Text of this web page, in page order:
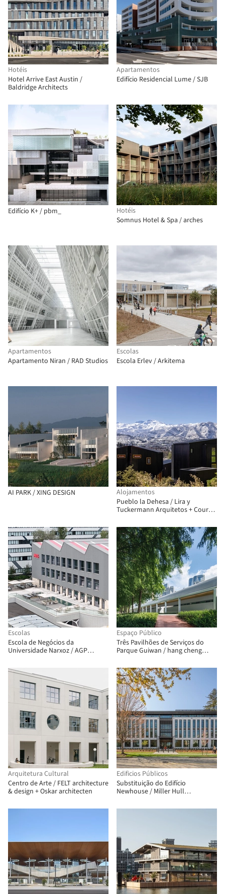
Hotéis
Hotel Arrive East Austin /
Baldridge Architects
Apartamentos
Edifício Residencial Lume / SJB
Edifício K+ / pbm_
Hotéis
Somnus Hotel & Spa / arches
Apartamentos
Apartamento Niran / RAD Studios
Escolas
Escola Erlev / Arkitema
AI PARK / XING DESIGN
Alojamentos
Pueblo la Dehesa / Lira y
Tuckermann Arquitetos + Court
Escolas
Escola de Negócios da
Universidade Narxoz / AGP
Espaço Público
Três Pavilhões de Serviços do
Parque Guiwan / hang cheng
Arquitetura Cultural
Centro de Arte / FELT architecture
& design + Oskar architecten
Edificios Públicos
Substituição do Edifício
Newhouse / Miller Hull